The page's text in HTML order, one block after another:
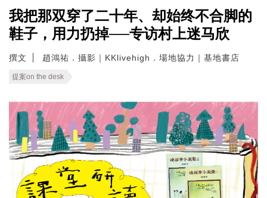
我把那双穿了二十年、却始终不合脚的
鞋子，用力扔掉──专访村上迷马欣
撰文 趙鴻祐．攝影｜KKlivehigh．場地協力｜基地書店
提案on the desk